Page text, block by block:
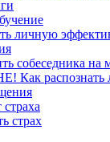
личную
собеседника на
Как распознать
страх